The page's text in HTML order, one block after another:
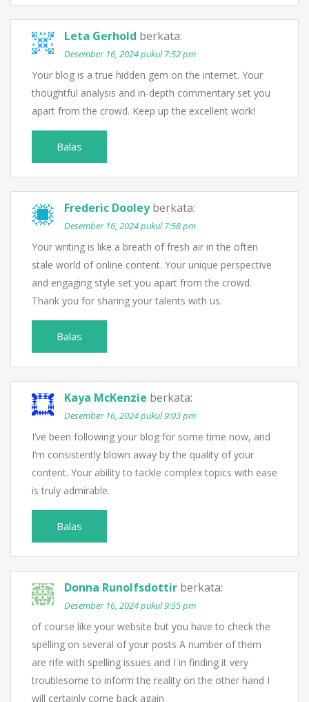
Leta Gerhold berkata:
Desember 16, 2024 pukul 7:52 pm
Your blog is a true hidden gem on the internet. Your
thoughtful analysis and in-depth commentary set you
apart from the crowd. Keep up the excellent work!
Balas
Frederic Dooley berkata:
Desember 16, 2024 pukul 7:58 pm
Your writing is like a breath of fresh air in the often
stale world of online content. Your unique perspective
and engaging style set you apart from the crowd.
Thank you for sharing your talents with us.
Balas
Kaya McKenzie berkata:
Desember 16, 2024 pukul 9:03 pm
I’ve been following your blog for some time now, and
I’m consistently blown away by the quality of your
content. Your ability to tackle complex topics with ease
is truly admirable.
Balas
Donna Runolfsdottir berkata:
Desember 16, 2024 pukul 9:55 pm
of course like your website but you have to check the
spelling on several of your posts A number of them
are rife with spelling issues and I in finding it very
troublesome to inform the reality on the other hand I
will certainly come back again